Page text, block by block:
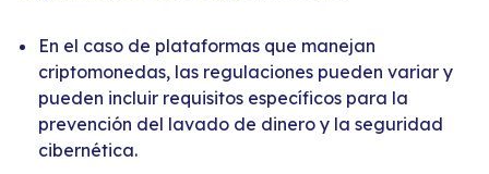
En el caso de plataformas que manejan
criptomonedas, las regulaciones pueden variar y
pueden incluir requisitos específicos para la
prevención del lavado de dinero y la seguridad
cibernética.